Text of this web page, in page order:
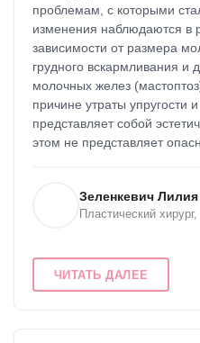
проблемам, с которыми
изменения наблюдаются в
зависимости от размера
грудного вскармливания и
молочных желез
причине утраты упругости
представляет собой
этом не представляет
Зеленкевич
Пластический
ЧИТАТЬ ДАЛЕЕ